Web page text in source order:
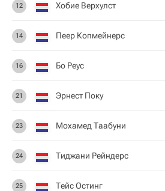
12 Хобие Верхулст
14 Пеер Копмейнерс
16 Бо Реус
21 Эрнест Поку
23 Мохамед Таабуни
24 Тиджани Рейндерс
25 Тейс Остинг